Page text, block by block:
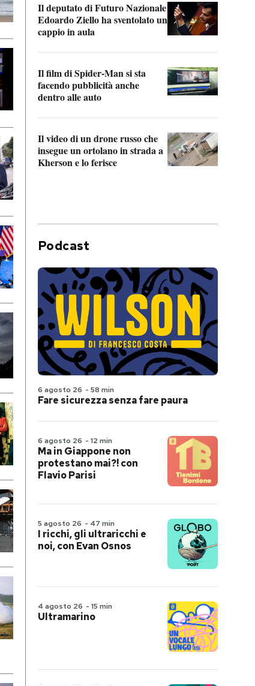
Il deputato di Futuro Nazionale
Edoardo Ziello ha sventolato un
cappio in aula
Il film di Spider-Man si sta
facendo pubblicità anche
dentro alle auto
Il video di un drone russo che
insegue un ortolano in strada a
Kherson e lo ferisce
Podcast
6 agosto 26 - 58 min
Fare sicurezza senza fare paura
6 agosto 26 - 12 min
Ma in Giappone non
protestano mai?! con
Flavio Parisi
5 agosto 26 - 47 min
I ricchi, gli ultraricchi e
noi, con Evan Osnos
4 agosto 26 - 15 min
Ultramarino